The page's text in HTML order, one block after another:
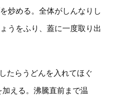
炒める。全体がしんなりし
うをふり、蓋に一度取り出
たらうどんを入れてほぐ
える。沸騰直前まで温